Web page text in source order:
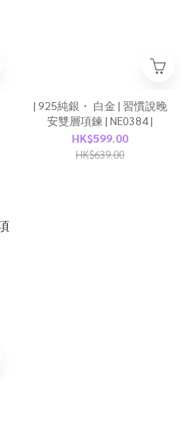
| 925純銀・ 白金 | 習慣說晚
安雙層項鍊 | NE0384 |
HK$599.00
HK$639.00